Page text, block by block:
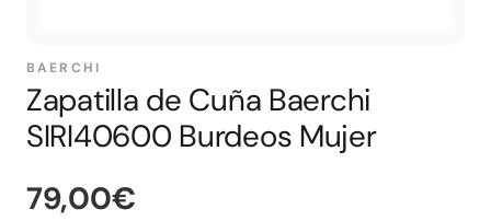
BAERCHI
Zapatilla de Cuña Baerchi
SIRI40600 Burdeos Mujer
79,00€